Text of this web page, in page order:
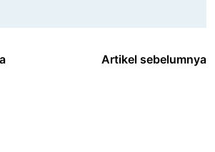
Artikel sebelumnya